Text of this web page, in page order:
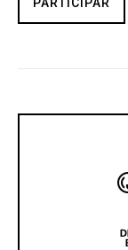
PARTICIPAR